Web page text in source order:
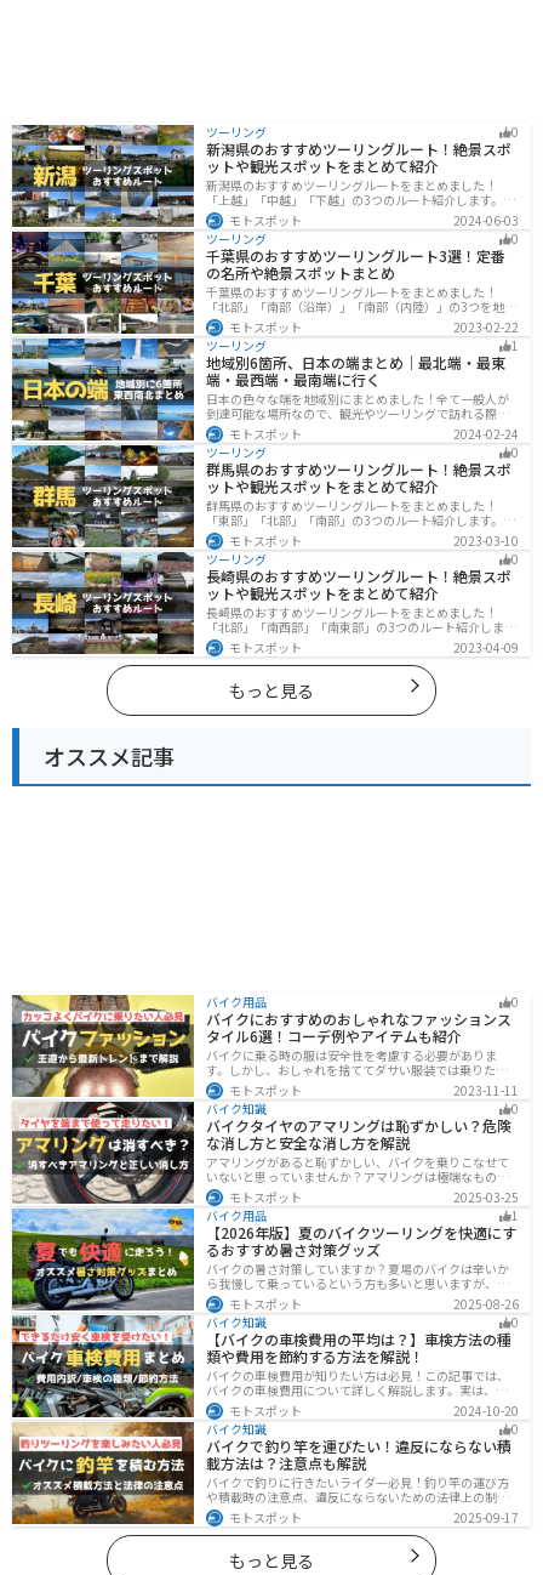
とができます。また、五色園は、色鮮やかな五色の岩が
連なる景勝地で、自然の造形美を堪能できます。 道の駅
マチテラス日進は、日進市の魅力を満喫できるスポット
です。ぜひ一度訪れてみてください。
ツーリング 0
新潟県のおすすめツーリングルート！絶景スポ
ットや観光スポットをまとめて紹介
新潟県のおすすめツーリングルートをまとめました！
「上越」「中越」「下越」の3つのルート紹介します。自
然豊かな山と海、グルメも充実しており、自然を満喫す
るツーリングができます。バイクで新潟県にツーリング
に行く際は参考にしてください。
モトスポット
2024-06-03
ツーリング
0
千葉県のおすすめツーリングルート3選！定番
の名所や絶景スポットまとめ
千葉県のおすすめツーリングルートをまとめました！
「北部」「南部（沿岸）」「南部（内陸）」の3つを地域
別で紹介します！千葉は首都圏からのアクセスも良く、
海と山どちらも堪能できるのでツーリングには最適な場
所です。
モトスポット
2023-02-22
ツーリング
1
地域別6箇所、日本の端まとめ｜最北端・最東
端・最西端・最南端に行く
日本の色々な端を地域別にまとめました！全て一般人が
到達可能な場所なので、観光やツーリングで訪れる際の
参考にしてください。
モトスポット
2024-02-24
ツーリング
0
群馬県のおすすめツーリングルート！絶景スポ
ットや観光スポットをまとめて紹介
群馬県のおすすめツーリングルートをまとめました！
「東部」「北部」「南部」の3つのルート紹介します。草
津温泉や伊香保温泉など全国でも有名な温泉や豊かな自
然を満喫するツーリングができます。バイクで群馬県に
ツーリングに行く際は参考にしてください。
モトスポット
2023-03-10
ツーリング
0
長崎県のおすすめツーリングルート！絶景スポ
ットや観光スポットをまとめて紹介
長崎県のおすすめツーリングルートをまとめました！
「北部」「南西部」「南東部」の3つのルート紹介しま
す。国際色豊かな街並みや世界遺産、絶景ポイントが数
多く存在し、様々な楽しみ方ができます。バイクで長崎
県にツーリングに行く際は参考にしてください。
モトスポット 2023-04-09
もっと見る
オススメ記事
バイク用品 0
バイクにおすすめのおしゃれなファッションス
タイル6選！コーデ例やアイテムも紹介
バイクに乗る時の服は安全性を考慮する必要がありま
す。しかし、おしゃれを捨ててダサい服装では乗りたく
ないですよね？せっかくならカッコよく風を切って街を
歩きたいもの。この記事では、そんな願いを叶えるた
め、王道から流行ファッションまでバイクに乗るときの
ファッションを解説します。
モトスポット
2023-11-11
バイク知識
0
バイクタイヤのアマリングは恥ずかしい？危険
な消し方と安全な消し方を解説
アマリングがあると恥ずかしい、バイクを乗りこなせて
いないと思っていませんか？アマリングは極端なもので
なければ全く問題ありません。しかし、気になるという
方がいるのも事実です。この記事では消した方がいいア
マリングや消し方を解説します。
モトスポット
2025-03-25
バイク用品
1
【2026年版】夏のバイクツーリングを快適にす
るおすすめ暑さ対策グッズ
バイクの暑さ対策していますか？夏場のバイクは辛いか
ら我慢して乗っているという方も多いと思いますが、し
っかりと暑さ対策をすれば夏場でも快適にバイクに乗る
ことができます！この記事では、夏場のバイク暑さ対策
の基本と暑さ対策グッズを紹介します！
モトスポット
2025-08-26
バイク知識
0
【バイクの車検費用の平均は？】車検方法の種
類や費用を節約する方法を解説！
バイクの車検費用が知りたい方は必見！この記事では、
バイクの車検費用について詳しく解説します。実は、バ
イクの車検費用は一般的に20,000～70,000円程度です。
記事を読めば車検費用に関する知識が深まり、費用対効
果が高い車検の計画が可能です。
モトスポット
2024-10-20
バイク知識
0
バイクで釣り竿を運びたい！違反にならない積
載方法は？注意点も解説
バイクで釣りに行きたいライダー必見！釣り竿の運び方
や積載時の注意点、違反にならないための法律上の制限
を解説。風の影響やバランス、安全面のポイントを押さ
えつつ、おすすめのロッドケース・ロッドホルダー・コ
ンパクトロッドも紹介。ツーリング途中に気軽に釣りを
楽しみたい方にも最適な情報が満載
モトスポット 2025-09-17
もっと見る